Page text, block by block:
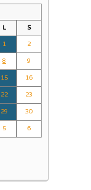
L S
1 2
8 9
15 16
22 23
29 30
5 6